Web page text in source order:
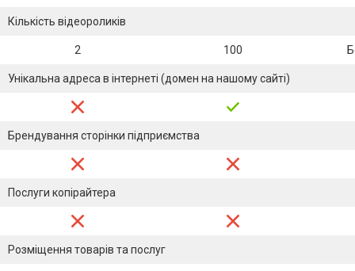
Кількість відеороликів
2 100
Унікальна адреса в інтернеті (домен на нашому сайті)
Брендування сторінки підприємства
Послуги копірайтера
Розміщення товарів та послуг